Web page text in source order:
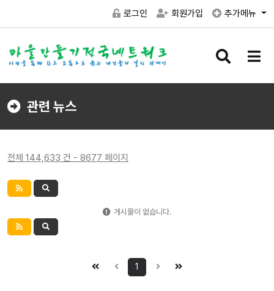
로그인 회원가입 추가메뉴
검
버
메
버
관련 뉴스
전체 144,633 건 - 8677 페이지
게시물이 없습니다.
1